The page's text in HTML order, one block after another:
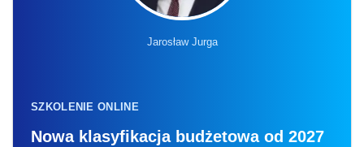
Jarosław Jurga
SZKOLENIE ONLINE
Nowa klasyfikacja budżetowa od 2027